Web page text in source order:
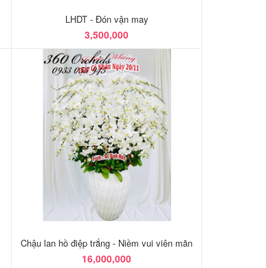
LHDT - Đón vận may
3,500,000
Chậu lan hồ điệp trắng - Niềm vui viên mãn
16,000,000